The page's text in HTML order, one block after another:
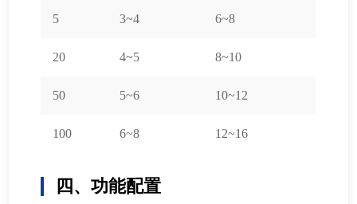
5 3~4 6~8
20 4~5 8~10
50 5~6 10~12
100 6~8 12~16
四、功能配置